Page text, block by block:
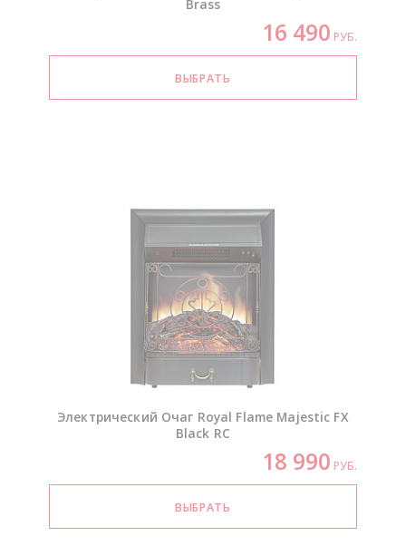
Brass
16 490 РУБ.
Электрический Очаг Royal Flame Majestic FX
Black RC
18 990 РУБ.